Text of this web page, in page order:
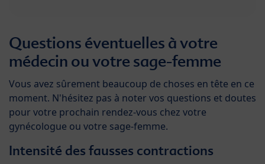
Questions éventuelles à votre
médecin ou votre sage-femme
Vous avez sûrement beaucoup de choses en tête en ce
moment. N'hésitez pas à noter vos questions et doutes
pour votre prochain rendez-vous chez votre
gynécologue ou votre sage-femme.
Intensité des fausses contractions